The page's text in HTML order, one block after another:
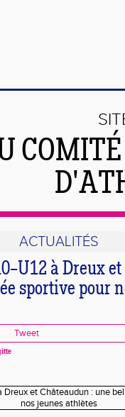
ACTUALITÉS
à Dreux et
sportive pour
Tweet